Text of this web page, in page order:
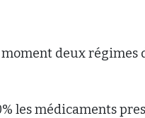
deux régimes
les médicaments